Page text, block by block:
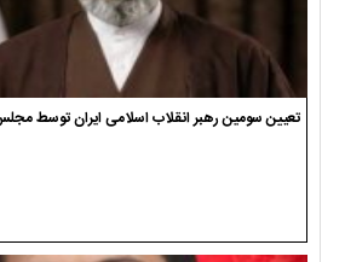
تعیین سومین رهبر انقلاب اسلامی ایران توسط